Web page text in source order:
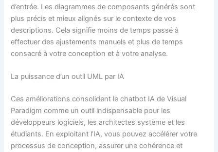
d’entrée. Les diagrammes de composants générés sont
plus précis et mieux alignés sur le contexte de vos
descriptions. Cela signifie moins de temps passé à
effectuer des ajustements manuels et plus de temps
consacré à votre conception et à votre analyse.
La puissance d’un outil UML par IA
Ces améliorations consolident le chatbot IA de Visual
Paradigm comme un outil indispensable pour les
développeurs logiciels, les architectes système et les
étudiants. En exploitant l’IA, vous pouvez accélérer votre
processus de conception, assurer une cohérence et